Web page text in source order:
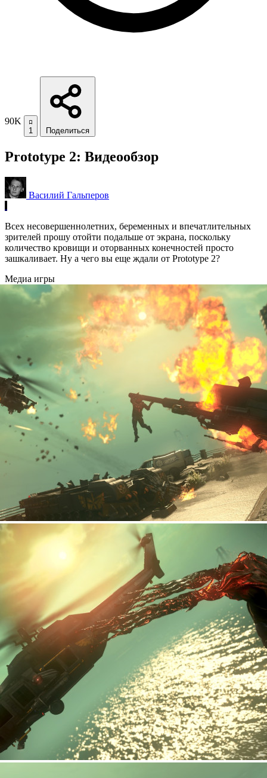
90K
1 Поделиться
Prototype 2: Видеообзор
Василий Гальперов
Всех несовершеннолетних, беременных и впечатлительных
зрителей прошу отойти подальше от экрана, поскольку
количество кровищи и оторванных конечностей просто
зашкаливает. Ну а чего вы еще ждали от Prototype 2?
Медиа игры